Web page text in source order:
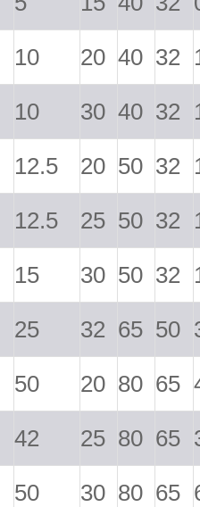
10 20 40 32
10 30 40 32
12.5 20 50 32
12.5 25 50 32
15 30 50 32
25 32 65 50
50 20 80 65
42 25 80 65
50 30 80 65